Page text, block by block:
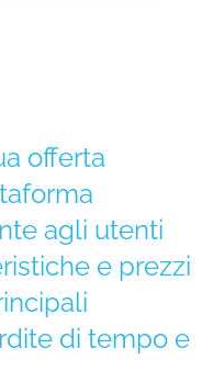
offerta
agli utenti
e prezzi
di tempo e